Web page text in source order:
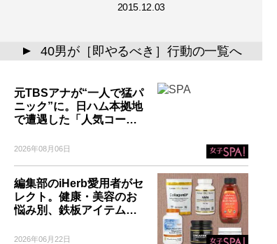
2015.12.03
▲ 40男が［即やるべき］行動の一覧へ
元TBSアナが“一人で猛パ
ニック”に。日ハム本拠地
で遭遇した「人気コー…
2026年08月06日
編集部のiHerb愛用者がセ
レクト。健康・美容のお
悩み別、鉄板アイテム…
2026年06月22日